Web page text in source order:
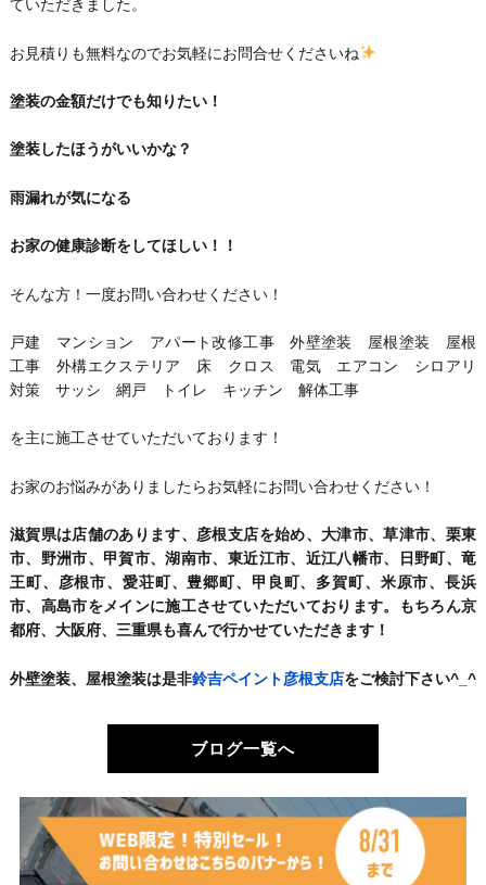
ていただきました。
お見積りも無料なのでお気軽にお問合せくださいね
塗装の金額だけでも知りたい！
塗装したほうがいいかな？
雨漏れが気になる
お家の健康診断をしてほしい！！
そんな方！一度お問い合わせください！
戸建 マンション アパート改修工事 外壁塗装 屋根塗装 屋根
工事 外構エクステリア 床 クロス 電気 エアコン シロアリ
対策 サッシ 網戸 トイレ キッチン 解体工事
を主に施工させていただいております！
お家のお悩みがありましたらお気軽にお問い合わせください！
滋賀県は店舗のあります、彦根支店を始め、大津市、草津市、栗東
市、野洲市、甲賀市、湖南市、東近江市、近江八幡市、日野町、竜
王町、彦根市、愛荘町、豊郷町、甲良町、多賀町、米原市、長浜
市、高島市をメインに施工させていただいております。もちろん京
都府、大阪府、三重県も喜んで行かせていただきます！
外壁塗装、屋根塗装は是非鈴吉ペイント彦根支店をご検討下さい^_^
ブログ一覧へ